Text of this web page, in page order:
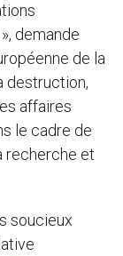
», demande
de la
destruction,
affaires
le cadre de
recherche et
soucieux